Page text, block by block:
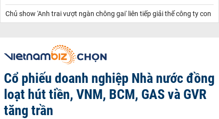
Chủ show 'Anh trai vượt ngàn chông gai' liên tiếp giải thế công ty con
Cổ phiếu doanh nghiệp Nhà nước đồng
loạt hút tiền, VNM, BCM, GAS và GVR
tăng trần